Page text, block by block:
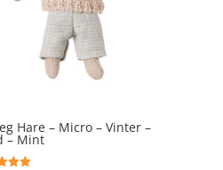
Hare – Micro – Vinter –
– Mint